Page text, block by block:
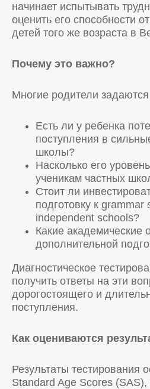
начинает испытывать
оценить его способности
детей того же возраста в
Почему это важно?
Многие родители
Есть ли у ребенка
поступления в
школы?
Насколько его
ученикам частных
Стоит ли
подготовку к
independent schools?
Какие академические
дополнительной
Диагностическое
получить ответы на эти
дорогостоящего и
поступления.
Как оцениваются
Результаты тестирования
Standard Age Scores (SAS),